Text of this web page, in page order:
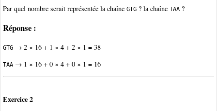
Par quel nombre serait représentée la chaîne GTG ? la chaîne TAA ?
Réponse :
GTG → 2 × 16 + 1 × 4 + 2 × 1 = 38
TAA → 1 × 16 + 0 × 4 + 0 × 1 = 16
Exercice 2